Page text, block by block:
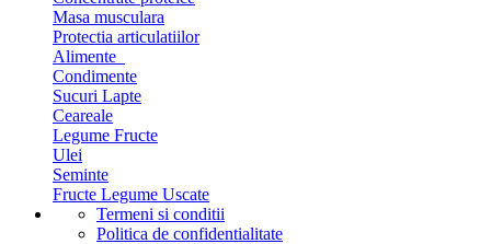
Masa musculara
Protectia articulatiilor
Alimente
Condimente
Sucuri Lapte
Ceareale
Legume Fructe
Ulei
Seminte
Fructe Legume Uscate
Termeni si conditii
Politica de confidentialitate